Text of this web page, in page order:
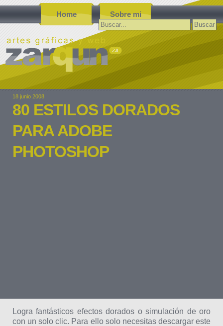
Home Sobre mi
Buscar:
18 junio 2008
80 ESTILOS DORADOS
PARA ADOBE
PHOTOSHOP
Logra fantásticos efectos dorados o simulación de oro
con un solo clic. Para ello solo necesitas descargar este